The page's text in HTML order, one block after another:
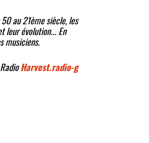
au 21ème siècle, les
leur évolution... En
musiciens.
Harvest.radio-g